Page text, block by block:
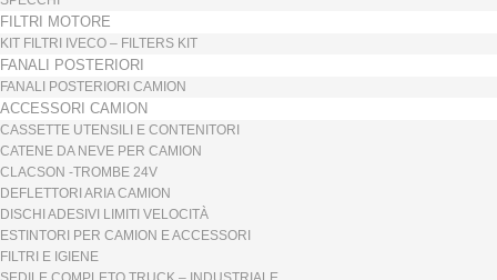
FILTRI MOTORE
KIT FILTRI IVECO – FILTERS KIT
FANALI POSTERIORI
FANALI POSTERIORI CAMION
ACCESSORI CAMION
CASSETTE UTENSILI E CONTENITORI
CATENE DA NEVE PER CAMION
CLACSON -TROMBE 24V
DEFLETTORI ARIA CAMION
DISCHI ADESIVI LIMITI VELOCITÀ
ESTINTORI PER CAMION E ACCESSORI
FILTRI E IGIENE